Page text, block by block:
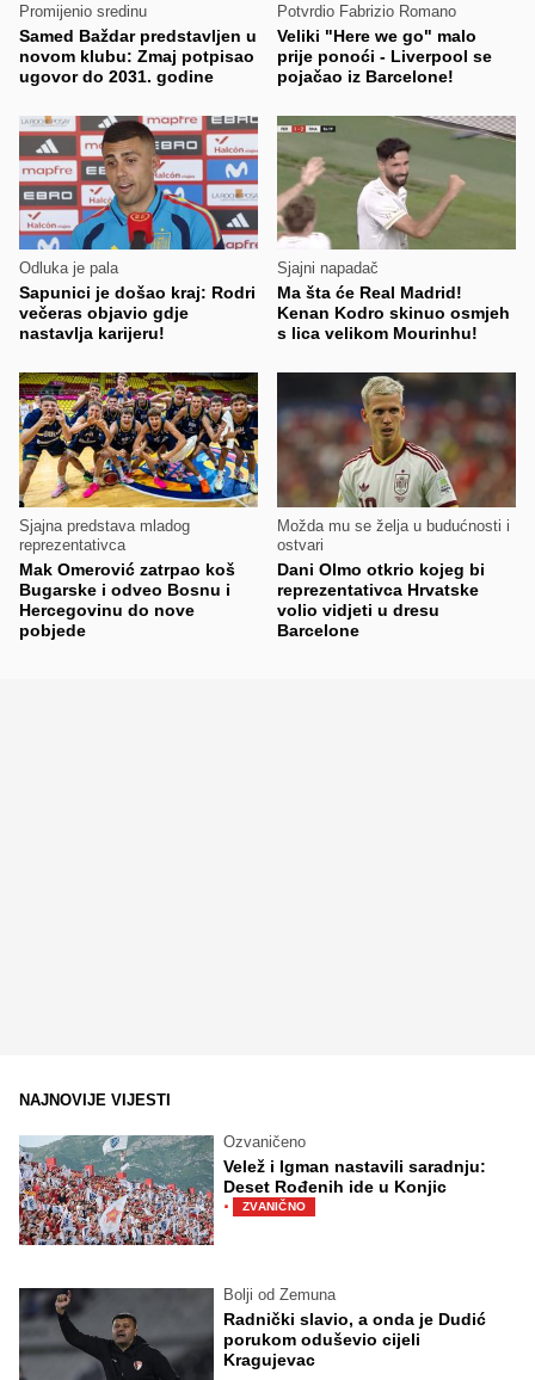
Promijenio sredinu
Samed Baždar predstavljen u
novom klubu: Zmaj potpisao
ugovor do 2031. godine
Potvrdio Fabrizio Romano
Veliki "Here we go" malo
prije ponoći - Liverpool se
pojačao iz Barcelone!
Odluka je pala
Sapunici je došao kraj: Rodri
večeras objavio gdje
nastavlja karijeru!
Sjajni napadač
Ma šta će Real Madrid!
Kenan Kodro skinuo osmjeh
s lica velikom Mourinhu!
Sjajna predstava mladog
reprezentativca
Mak Omerović zatrpao koš
Bugarske i odveo Bosnu i
Hercegovinu do nove
pobjede
Možda mu se želja u budućnosti i
ostvari
Dani Olmo otkrio kojeg bi
reprezentativca Hrvatske
volio vidjeti u dresu
Barcelone
NAJNOVIJE VIJESTI
Ozvaničeno
Velež i Igman nastavili saradnju:
Deset Rođenih ide u Konjic
· ZVANIČNO
Bolji od Zemuna
Radnički slavio, a onda je Dudić
porukom oduševio cijeli
Kragujevac